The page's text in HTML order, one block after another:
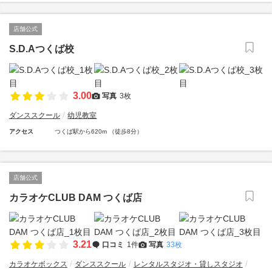
店舗公式
S.D.Aつくば校
3.00 写真 3枚
ダンススクール 幼児教室
アクセス つくば駅から620m （徒歩8分）
店舗公式
カラオケCLUB DAM つくば店
3.21 口コミ 1件 写真 33枚
カラオケボックス ダンススクール
レンタルスタジオ・貸しスタジオ